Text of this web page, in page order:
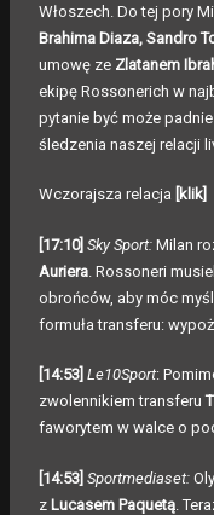
Włoszech. Do tej pory
Brahima Diaza, Sandro
umowę ze Zlatanem
ekipę Rossonerich w
pytanie być może
śledzenia naszej relacji
Wczorajsza relacja [klik]
[17:10] Sky Sport: Milan
Auriera . Rossoneri
obrońców, aby móc
formuła transferu:
[14:53] Le10Sport:
zwolennikiem transferu
faworytem w walce o
[14:53] Sportmediaset:
z Lucasem Paquetą .